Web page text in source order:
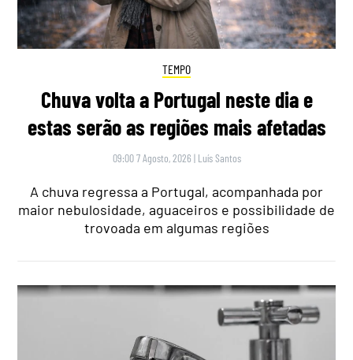
TEMPO
Chuva volta a Portugal neste dia e
estas serão as regiões mais afetadas
09:00 7 Agosto, 2026 | Luís Santos
A chuva regressa a Portugal, acompanhada por
maior nebulosidade, aguaceiros e possibilidade de
trovoada em algumas regiões